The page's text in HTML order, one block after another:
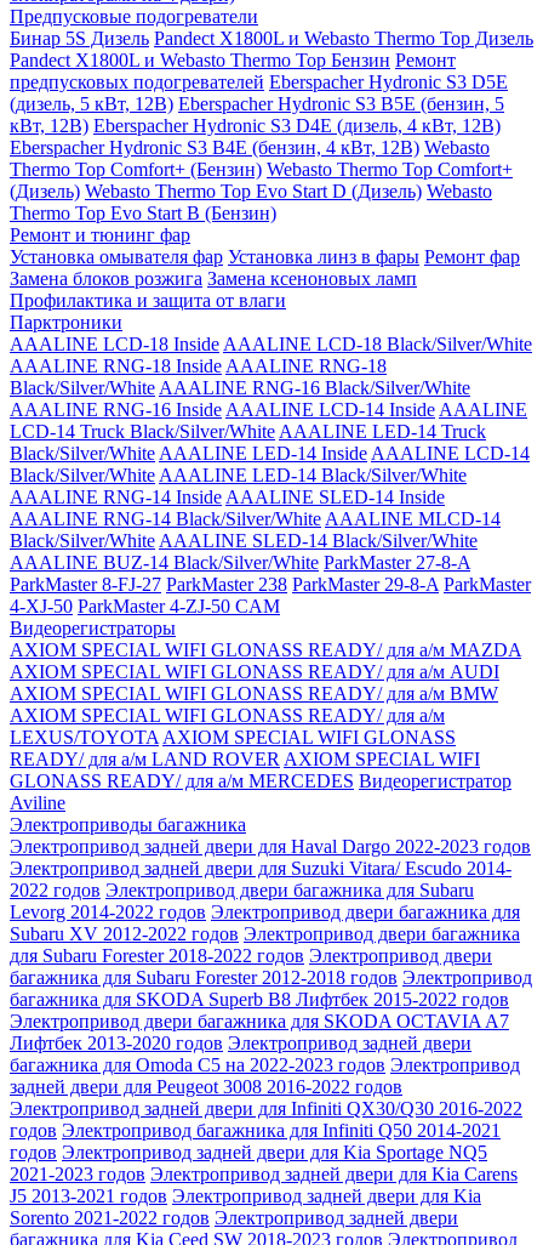
Предпусковые подогреватели
Бинар 5S Дизель Pandect X1800L и Webasto Thermo Top Дизель
Pandect X1800L и Webasto Thermo Top Бензин Ремонт
предпусковых подогревателей Eberspacher Hydronic S3 D5E
(дизель, 5 кВт, 12В) Eberspacher Hydronic S3 B5E (бензин, 5
кВт, 12В) Eberspacher Hydronic S3 D4E (дизель, 4 кВт, 12В)
Eberspacher Hydronic S3 B4E (бензин, 4 кВт, 12В) Webasto
Thermo Top Comfort+ (Бензин) Webasto Thermo Top Comfort+
(Дизель) Webasto Thermo Top Evo Start D (Дизель) Webasto
Thermo Top Evo Start B (Бензин)
Ремонт и тюнинг фар
Установка омывателя фар Установка линз в фары Ремонт фар
Замена блоков розжига Замена ксеноновых ламп
Профилактика и защита от влаги
Парктроники
AAALINE LCD-18 Inside AAALINE LCD-18 Black/Silver/White
AAALINE RNG-18 Inside AAALINE RNG-18
Black/Silver/White AAALINE RNG-16 Black/Silver/White
AAALINE RNG-16 Inside AAALINE LCD-14 Inside AAALINE
LCD-14 Truck Black/Silver/White AAALINE LED-14 Truck
Black/Silver/White AAALINE LED-14 Inside AAALINE LCD-14
Black/Silver/White AAALINE LED-14 Black/Silver/White
AAALINE RNG-14 Inside AAALINE SLED-14 Inside
AAALINE RNG-14 Black/Silver/White AAALINE MLCD-14
Black/Silver/White AAALINE SLED-14 Black/Silver/White
AAALINE BUZ-14 Black/Silver/White ParkMaster 27-8-A
ParkMaster 8-FJ-27 ParkMaster 238 ParkMaster 29-8-A ParkMaster
4-XJ-50 ParkMaster 4-ZJ-50 CAM
Видеорегистраторы
AXIOM SPECIAL WIFI GLONASS READY/ для а/м MAZDA
AXIOM SPECIAL WIFI GLONASS READY/ для а/м AUDI
AXIOM SPECIAL WIFI GLONASS READY/ для а/м BMW
AXIOM SPECIAL WIFI GLONASS READY/ для а/м
LEXUS/TOYOTA AXIOM SPECIAL WIFI GLONASS
READY/ для а/м LAND ROVER AXIOM SPECIAL WIFI
GLONASS READY/ для а/м MERCEDES Видеорегистратор
Aviline
Электроприводы багажника
Электропривод задней двери для Haval Dargo 2022-2023 годов
Электропривод задней двери для Suzuki Vitara/ Escudo 2014-
2022 годов Электропривод двери багажника для Subaru
Levorg 2014-2022 годов Электропривод двери багажника для
Subaru XV 2012-2022 годов Электропривод двери багажника
для Subaru Forester 2018-2022 годов Электропривод двери
багажника для Subaru Forester 2012-2018 годов Электропривод
багажника для SKODA Superb B8 Лифтбек 2015-2022 годов
Электропривод двери багажника для SKODA OCTAVIA A7
Лифтбек 2013-2020 годов Электропривод задней двери
багажника для Omoda C5 на 2022-2023 годов Электропривод
задней двери для Peugeot 3008 2016-2022 годов
Электропривод задней двери для Infiniti QX30/Q30 2016-2022
годов Электропривод багажника для Infiniti Q50 2014-2021
годов Электропривод задней двери для Kia Sportage NQ5
2021-2023 годов Электропривод задней двери для Kia Carens
J5 2013-2021 годов Электропривод задней двери для Kia
Sorento 2021-2022 годов Электропривод задней двери
багажника для Kia Ceed SW 2018-2023 годов Электропривод